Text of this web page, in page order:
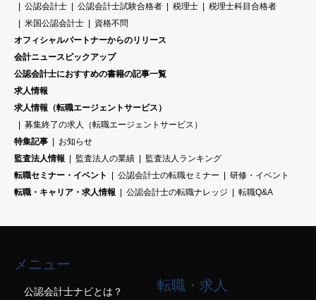
公認会計士
公認会計士試験合格者 税理士
税理士科目合格者
米国公認会計士
資格不問
オフィシャルパートナーからのリリース
会計ニュースピックアップ
公認会計士におすすめの書籍の記事一覧
求人情報
求人情報（転職エージェントサービス）
募集終了の求人（転職エージェントサービス）
特集記事
お知らせ
監査法人情報
監査法人の業績
監査法人ランキング
転職セミナー・イベント
公認会計士の転職セミナー
研修・イベント
転職・キャリア・求人情報
公認会計士の転職ナレッジ 転職Q&A
メニュー
公認会計士ナビとは？
転職・求人